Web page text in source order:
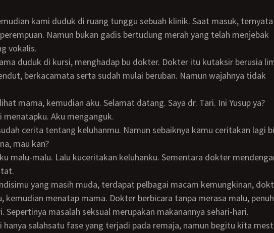
Namun bukan gadis bertudung merah yang telah menjebak
vokalis.
berkacamata serta sudah mulai beruban. Namun wajahnya tidak
menatapku. Aku menganguk.
mau kan?
kemudian menatap mama. Dokter berbicara tanpa merasa malu, penuh
Sepertinya masalah seksual merupakan makanannya sehari-hari.